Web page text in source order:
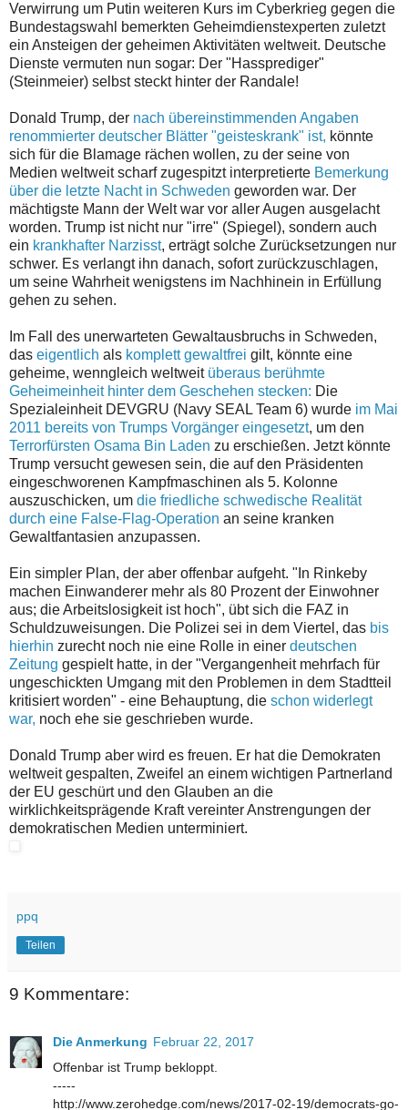
Verwirrung um Putin weiteren Kurs im Cyberkrieg gegen die
Bundestagswahl bemerkten Geheimdienstexperten zuletzt
ein Ansteigen der geheimen Aktivitäten weltweit. Deutsche
Dienste vermuten nun sogar: Der "Hassprediger"
(Steinmeier) selbst steckt hinter der Randale!
Donald Trump, der nach übereinstimmenden Angaben
renommierter deutscher Blätter "geisteskrank" ist, könnte
sich für die Blamage rächen wollen, zu der seine von
Medien weltweit scharf zugespitzt interpretierte Bemerkung
über die letzte Nacht in Schweden geworden war. Der
mächtigste Mann der Welt war vor aller Augen ausgelacht
worden. Trump ist nicht nur "irre" (Spiegel), sondern auch
ein krankhafter Narzisst, erträgt solche Zurücksetzungen nur
schwer. Es verlangt ihn danach, sofort zurückzuschlagen,
um seine Wahrheit wenigstens im Nachhinein in Erfüllung
gehen zu sehen.
Im Fall des unerwarteten Gewaltausbruchs in Schweden,
das eigentlich als komplett gewaltfrei gilt, könnte eine
geheime, wenngleich weltweit überaus berühmte
Geheimeinheit hinter dem Geschehen stecken: Die
Spezialeinheit DEVGRU (Navy SEAL Team 6) wurde im Mai
2011 bereits von Trumps Vorgänger eingesetzt, um den
Terrorfürsten Osama Bin Laden zu erschießen. Jetzt könnte
Trump versucht gewesen sein, die auf den Präsidenten
eingeschworenen Kampfmaschinen als 5. Kolonne
auszuschicken, um die friedliche schwedische Realität
durch eine False-Flag-Operation an seine kranken
Gewaltfantasien anzupassen.
Ein simpler Plan, der aber offenbar aufgeht. "In Rinkeby
machen Einwanderer mehr als 80 Prozent der Einwohner
aus; die Arbeitslosigkeit ist hoch", übt sich die FAZ in
Schuldzuweisungen. Die Polizei sei in dem Viertel, das bis
hierhin zurecht noch nie eine Rolle in einer deutschen
Zeitung gespielt hatte, in der "Vergangenheit mehrfach für
ungeschickten Umgang mit den Problemen in dem Stadtteil
kritisiert worden" - eine Behauptung, die schon widerlegt
war, noch ehe sie geschrieben wurde.
Donald Trump aber wird es freuen. Er hat die Demokraten
weltweit gespalten, Zweifel an einem wichtigen Partnerland
der EU geschürt und den Glauben an die
wirklichkeitsprägende Kraft vereinter Anstrengungen der
demokratischen Medien unterminiert.
ppq
Teilen
9 Kommentare:
Die Anmerkung Februar 22, 2017
Offenbar ist Trump bekloppt.
-----
http://www.zerohedge.com/news/2017-02-19/democrats-go-